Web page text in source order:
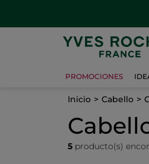
PROMOCIONES
Inicio Cabello
5 producto(s)